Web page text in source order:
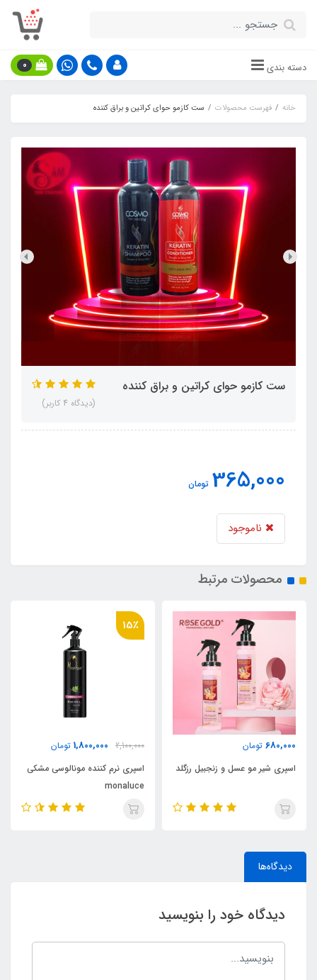
دسته بندی 0
خانه فهرست محصولات ست کازمو حوای کراتین و براق کننده
ست کازمو حوای کراتین و براق کننده
(دیدگاه 4 کاربر)
365,000 تومان
ناموجود
محصولات مرتبط
680,000 تومان
اسپری شیر مو عسل و زنجبیل رزگلد
15٪
2,100,000
1,800,000 تومان
اسپری نرم کننده مونالوسی مشکی
monaluce
دیدگاه‌ها
دیدگاه خود را بنویسید